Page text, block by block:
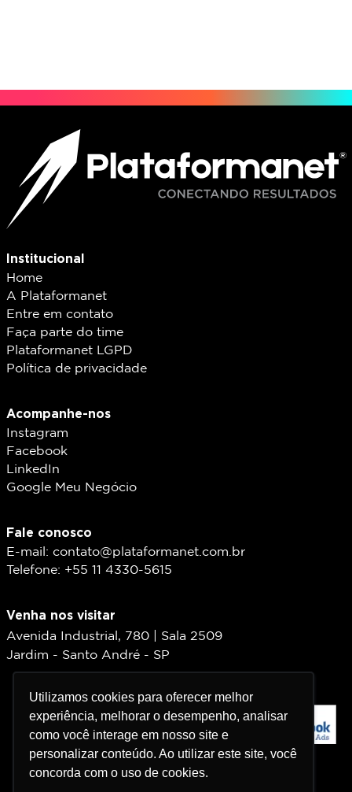
Utilizamos cookies para oferecer melhor
experiência, melhorar o desempenho, analisar
como você interage em nosso site e
personalizar conteúdo. Ao utilizar este site, você
concorda com o uso de cookies.
Utilizamos cookies para oferecer melhor
experiência, melhorar o desempenho, analisar
como você interage em nosso site e
personalizar conteúdo. Ao utilizar este site, você
concorda com o uso de cookies.
Institucional
Home
A Plataformanet
Entre em contato
Faça parte do time
Plataformanet LGPD
Política de privacidade
Acompanhe-nos
Instagram
Facebook
LinkedIn
Google Meu Negócio
Fale conosco
E-mail: contato@plataformanet.com.br
Telefone: +55 11 4330-5615
Venha nos visitar
Avenida Industrial, 780 | Sala 2509
Jardim - Santo André - SP